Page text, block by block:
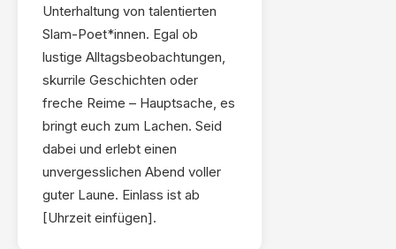
Unterhaltung von talentierten
Slam-Poet*innen. Egal ob
lustige Alltagsbeobachtungen,
skurrile Geschichten oder
freche Reime – Hauptsache, es
bringt euch zum Lachen. Seid
dabei und erlebt einen
unvergesslichen Abend voller
guter Laune. Einlass ist ab
[Uhrzeit einfügen].